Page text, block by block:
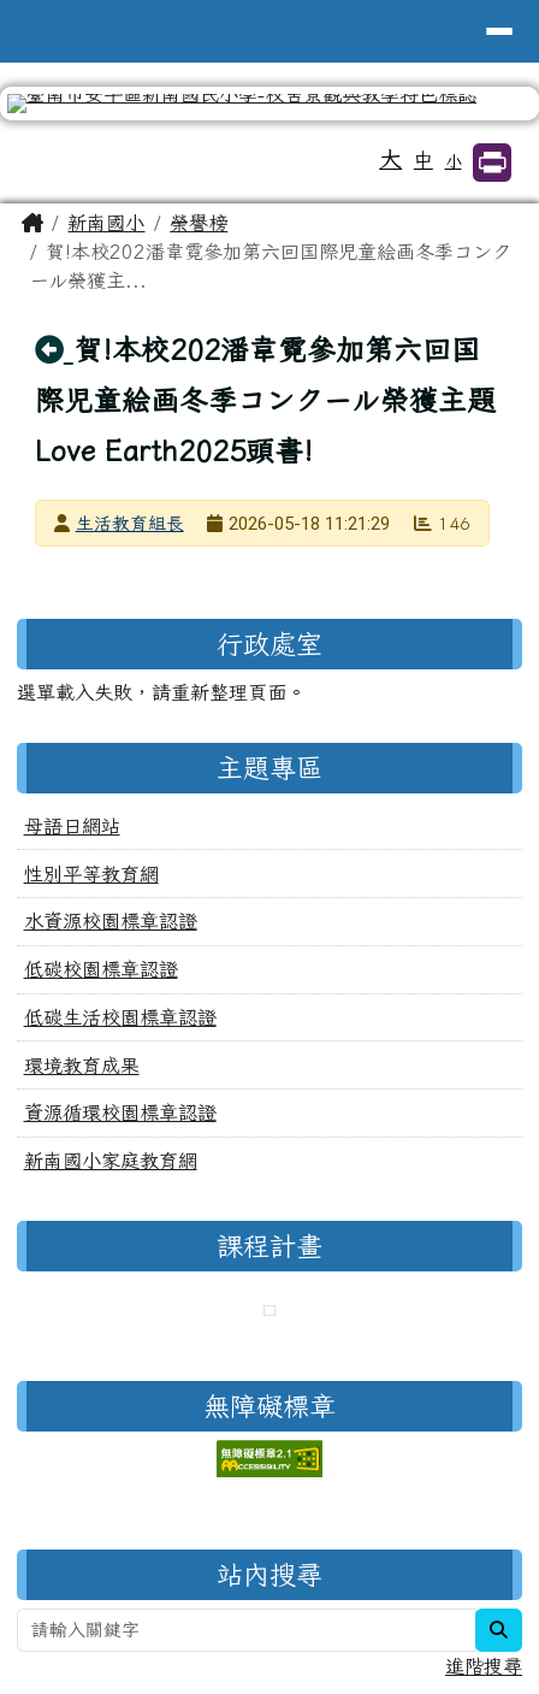
大 中 小
主內容區域
Home新南國小
榮譽榜
賀!本校202潘韋霓參加第六回国際児童絵画冬季コンク
ール榮獲主...
回上頁
賀!本校202潘韋霓參加第六回国
際児童絵画冬季コンクール榮獲主題
Love Earth2025頭書!
發布者生活教育組長
2026-05-18 11:21:29 146
行政處室
選單載入失敗，請重新整理頁面。
主題專區
母語日網站
性別平等教育網
水資源校園標章認證
低碳校園標章認證
低碳生活校園標章認證
環境教育成果
資源循環校園標章認證
新南國小家庭教育網
課程計畫
無障礙標章
站內搜尋
進階搜尋
頁尾區域